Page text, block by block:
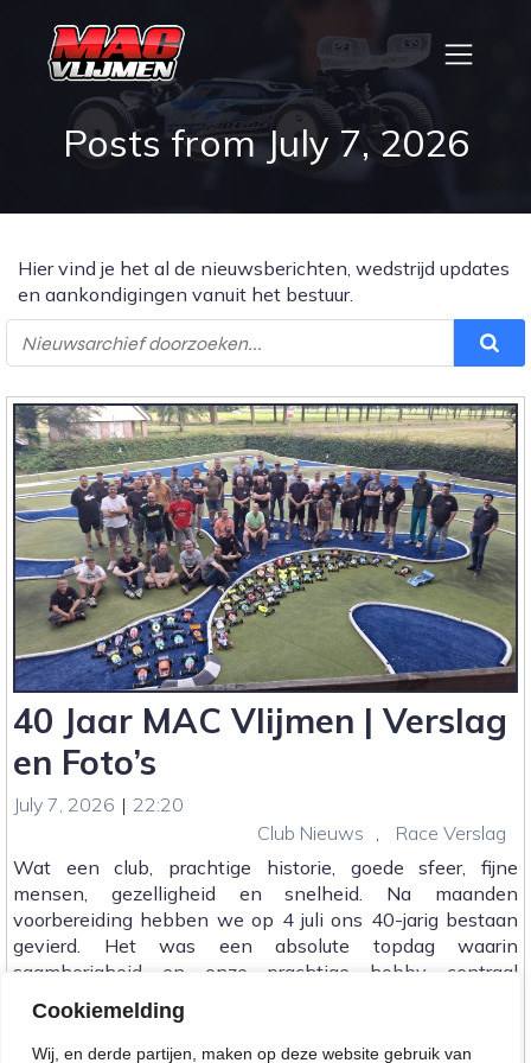
Cookiemelding
Wij, en derde partijen, maken op deze website gebruik van
Posts from July 7, 2026
Hier vind je het al de nieuwsberichten, wedstrijd updates
en aankondigingen vanuit het bestuur.
40 Jaar MAC Vlijmen | Verslag
en Foto’s
July 7, 2026 | 22:20
Club Nieuws
Race Verslag
Wat een club, prachtige historie, goede sfeer, fijne
mensen, gezelligheid en snelheid. Na maanden
voorbereiding hebben we op 4 juli ons 40-jarig bestaan
gevierd. Het was een absolute topdag waarin
saamhorigheid en onze prachtige hobby centraal
stonden. Veel oude bekenden gezien,[…]